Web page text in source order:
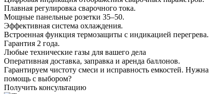
Плавная регулировка сварочного тока.
Мощные панельные розетки 35–50.
Эффективная система охлаждения.
Встроенная функция термозащиты с индикацией перегрева.
Гарантия 2 года.
Любые технические газы для вашего дела
Оперативная доставка, заправка и аренда баллонов.
Гарантируем чистоту смеси и исправность емкостей. Нужна
помощь с выбором?
Получить консультацию